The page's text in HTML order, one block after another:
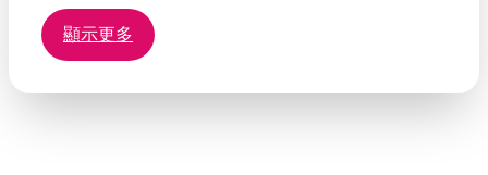
六道菜餐點。精選的優質澳大利亞葡萄酒與內陸風味
菜單相得益彰。
晚宴結束時提供情侶用餐照片，並附贈一張專屬紀念
顯示更多